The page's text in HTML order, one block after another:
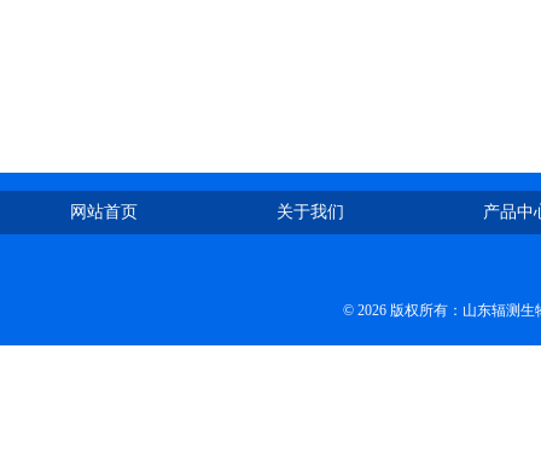
网站首页 关于我们 产品中
© 2026 版权所有：山东辐测